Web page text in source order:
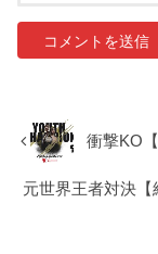
衝撃KO
元世界王者対決